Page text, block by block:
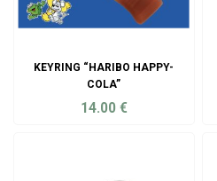
KEYRING “HARIBO HAPPY-
COLA”
14.00 €